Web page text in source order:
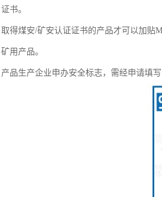
证书。
取得煤安/矿安认证证书的产品才可以加贴
矿用产品。
产品生产企业申办安全标志，需经申请填